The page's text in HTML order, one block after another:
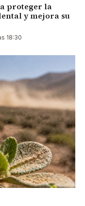
proteger la
y mejora su
18:30